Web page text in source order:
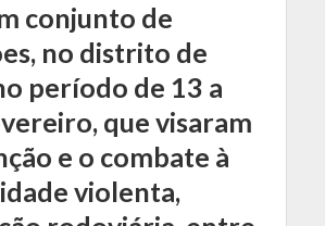
conjunto de
no distrito de
período de 13 a
que visaram
e o combate à
violenta,